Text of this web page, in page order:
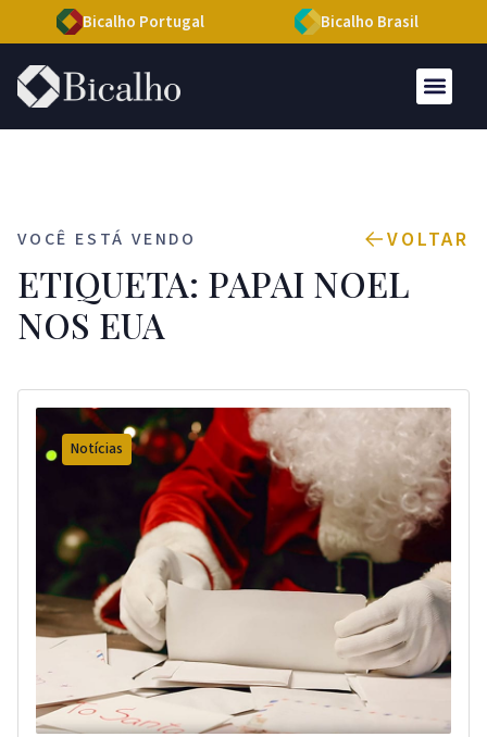
Bicalho Portugal Bicalho Brasil
VOCÊ ESTÁ VENDO VOLTAR
ETIQUETA: PAPAI NOEL
NOS EUA
Notícias